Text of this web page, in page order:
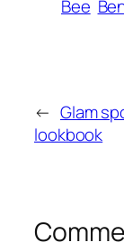
Bee
← Glam
lookbook